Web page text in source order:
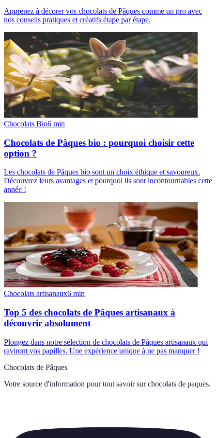
Apprenez à décorer vos chocolats de Pâques comme un pro avec
nos conseils pratiques et créatifs étape par étape.
Chocolats Bio6 min
Chocolats de Pâques bio : pourquoi choisir cette
option ?
Les chocolats de Pâques bio sont un choix éthique et savoureux.
Découvrez leurs avantages et pourquoi ils sont incontournables cette
année !
Chocolats artisanaux6 min
Top 5 des chocolats de Pâques artisanaux à
découvrir absolument
Plongez dans notre sélection de chocolats de Pâques artisanaux qui
raviront vos papilles. Une expérience unique à ne pas manquer !
Chocolats de Pâques
Votre source d'information pour tout savoir sur chocolats de paques.